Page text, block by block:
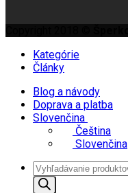
Kategórie
Články
Blog a návody
Doprava a platba
Slovenčina
Čeština
Slovenčina
Products
search